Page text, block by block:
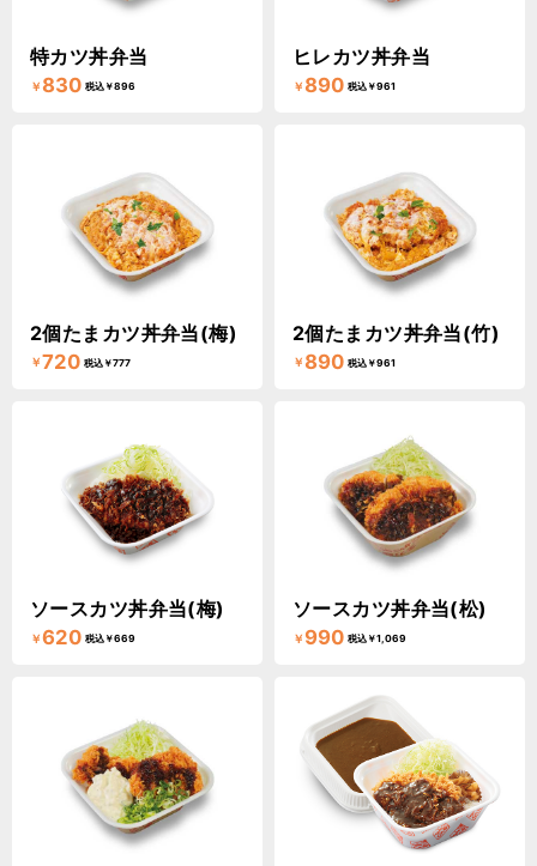
特カツ丼弁当
￥830 税込￥896
ヒレカツ丼弁当
￥890 税込￥961
2個たまカツ丼弁当(梅)
￥720 税込￥777
2個たまカツ丼弁当(竹)
￥890 税込￥961
ソースカツ丼弁当(梅)
￥620 税込￥669
ソースカツ丼弁当(松)
￥ 990 税込￥1,069